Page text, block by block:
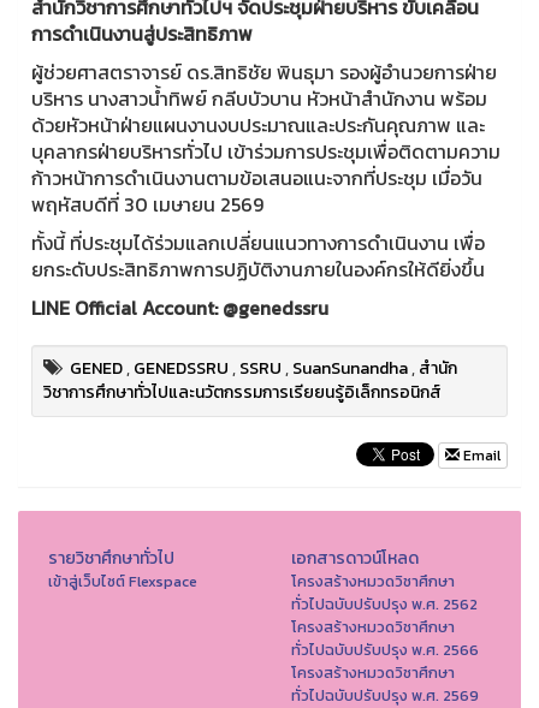
สำนักวิชาการศึกษาทั่วไปฯ จัดประชุมฝ่ายบริหาร ขับเคลื่อน
การดำเนินงานสู่ประสิทธิภาพ
ผู้ช่วยศาสตราจารย์ ดร.สิทธิชัย พินธุมา รองผู้อำนวยการฝ่าย
บริหาร นางสาวน้ำทิพย์ กลีบบัวบาน หัวหน้าสำนักงาน พร้อม
ด้วยหัวหน้าฝ่ายแผนงานงบประมาณและประกันคุณภาพ และ
บุคลากรฝ่ายบริหารทั่วไป เข้าร่วมการประชุมเพื่อติดตามความ
ก้าวหน้าการดำเนินงานตามข้อเสนอแนะจากที่ประชุม เมื่อวัน
พฤหัสบดีที่ 30 เมษายน 2569
ทั้งนี้ ที่ประชุมได้ร่วมแลกเปลี่ยนแนวทางการดำเนินงาน เพื่อ
ยกระดับประสิทธิภาพการปฏิบัติงานภายในองค์กรให้ดียิ่งขึ้น
LINE Official Account: @genedssru
GENED,GENEDSSRU,SSRU,SuanSunandha,สำนัก
วิชาการศึกษาทั่วไปและนวัตกรรมการเรียยนรู้อิเล็กทรอนิกส์
Email
รายวิชาศึกษาทั่วไป
เข้าสู่เว็บไซต์ Flexspace
เอกสารดาวน์โหลด
โครงสร้างหมวดวิชาศึกษา
ทั่วไปฉบับปรับปรุง พ.ศ. 2562
โครงสร้างหมวดวิชาศึกษา
ทั่วไปฉบับปรับปรุง พ.ศ. 2566
โครงสร้างหมวดวิชาศึกษา
ทั่วไปฉบับปรับปรุง พ.ศ. 2569